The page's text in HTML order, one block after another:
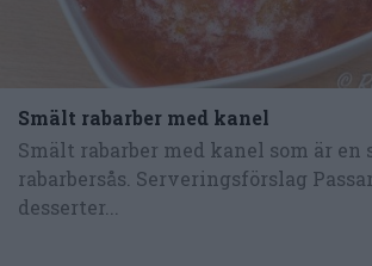
Smält rabarber med kanel
Smält rabarber med kanel som är en
rabarbersås. Serveringsförslag
desserter...